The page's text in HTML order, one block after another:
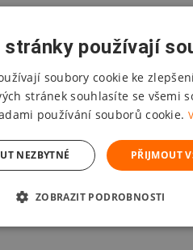
stránky používají
soubory cookie ke
stránek souhlasíte se všemi
používání souborů cookie.
PŘIJMOUT
NEZBYTNÉ
ZOBRAZIT PODROBNOSTI